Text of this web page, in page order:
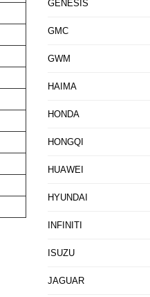
GENESIS
GMC
GWM
HAIMA
HONDA
HONGQI
HUAWEI
HYUNDAI
INFINITI
ISUZU
JAGUAR